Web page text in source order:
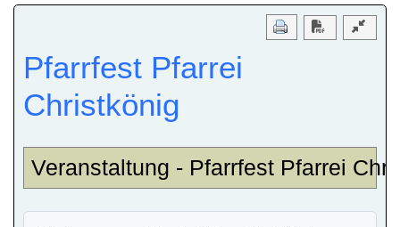
Download PDF
Pfarrfest Pfarrei
Christkönig
Veranstaltung - Pfarrfest Pfarrei